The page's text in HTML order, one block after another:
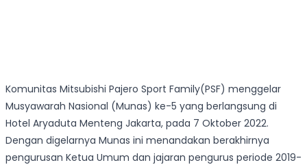
Komunitas Mitsubishi Pajero Sport Family(PSF) menggelar
Musyawarah Nasional (Munas) ke-5 yang berlangsung di
Hotel Aryaduta Menteng Jakarta, pada 7 Oktober 2022.
Dengan digelarnya Munas ini menandakan berakhirnya
pengurusan Ketua Umum dan jajaran pengurus periode 2019-